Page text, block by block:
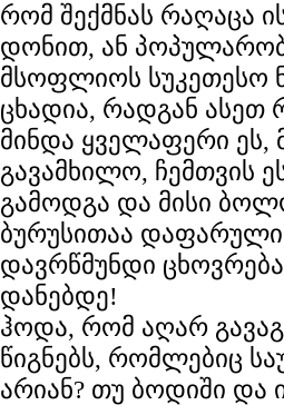
რომ შექმნას რაღაცა
დონით, ან
მსოფლიოს სუკეთესო
ცხადია, რადგან ასეთ
მინდა ყველაფერი ეს,
გავამხილო, ჩემთვის
გამოდგა და მისი
ბურუსითაა
დავრწმუნდი
დანებდე!
ჰოდა, რომ აღარ
წიგნებს, რომლებიც
არიან? თუ ბოდიში და